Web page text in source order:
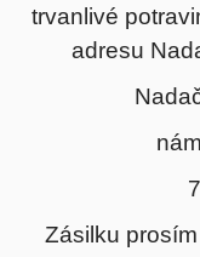
trvanlivé
adresu
Zásilku